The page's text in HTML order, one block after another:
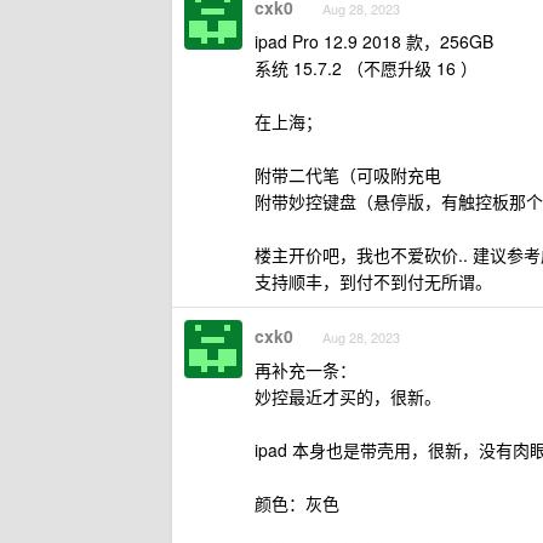
cxk0 Aug 28, 2023
ipad Pro 12.9 2018 款，256GB
系统 15.7.2 （不愿升级 16 ）
在上海；
附带二代笔（可吸附充电
附带妙控键盘（悬停版，有触控板那个
楼主开价吧，我也不爱砍价.. 建议参考
支持顺丰，到付不到付无所谓。
cxk0 Aug 28, 2023
再补充一条：
妙控最近才买的，很新。
ipad 本身也是带壳用，很新，没有肉
颜色：灰色